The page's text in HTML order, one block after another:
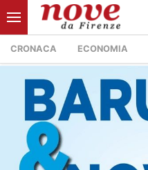
CRONACA ECONOMIA